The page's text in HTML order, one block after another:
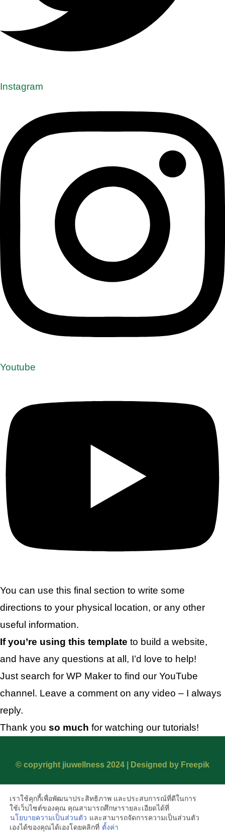
Instagram
Youtube
You can use this final section to write some
directions to your physical location, or any other
useful information.
If you’re using this template to build a website,
and have any questions at all, I’d love to help!
Just search for WP Maker to find our YouTube
channel. Leave a comment on any video – I always
reply.
Thank you so much for watching our tutorials!
© copyright jiuwellness 2024 | Designed by Freepik
2 3 9 , 3 5 1
ใช้เว็บไซต์ของคุณ คุณสามารถศึกษารายละเอียดได้ที่
นโยบายความเป็นส่วนตัวและสามารถจัดการความเป็นส่วนตัว
เองได้ของคุณได้เองโดยคลิกที่ตั้งค่า